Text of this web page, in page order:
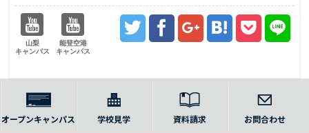
山梨
キャンパス
能登空港
キャンパス
オープンキャンパス 学校見学 資料請求 お問合わせ